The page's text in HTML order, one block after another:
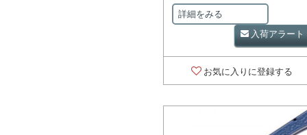
詳細をみる
入荷アラート
お気に入りに登録する